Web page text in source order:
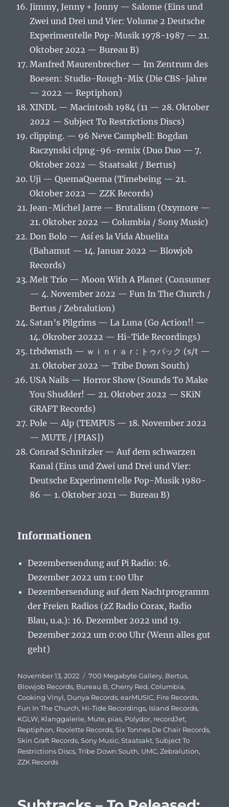
Jimmy, Jenny + Jonny — Salome (Eins und
Zwei und Drei und Vier: Volume 2 Deutsche
Experimentelle Pop-Musik 1978-1987 — 21.
Oktober 2022 — Bureau B)
Manfred Maurenbrecher — Im Zentrum des
Boesen: Studio-Rough-Mix (Die CBS-Jahre
— 2022 — Reptiphon)
XINDL — Macintosh 1984 (11 — 28. Oktober
2022 — Subject To Restrictions Discs)
clipping. — 96 Neve Campbell: Bogdan
Raczynski clpng-96-remix (Duo Duo — 7.
Oktober 2022 — Staatsakt / Bertus)
Uji — QuemaQuema (Timebeing — 21.
Oktober 2022 — ZZK Records)
Jean-Michel Jarre — Brutalism (Oxymore —
21. Oktober 2022 — Columbia / Sony Music)
Don Bolo — Así es la Vida Abuelita
(Bahamut — 14. Januar 2022 — Blowjob
Records)
Melt Trio — Moon With A Planet (Consumer
— 4. November 2022 — Fun In The Church /
Bertus / Zebralution)
Satan’s Pilgrims — La Luna (Go Action!! —
14. Okrober 20222 — Hi-Tide Recordings)
trbdwnsth — ｗｉｎｒａｒ: トゥパック (s/t —
21. Oktober 2022 — Tribe Down South)
USA Nails — Horror Show (Sounds To Make
You Shudder! — 21. Oktober 2022 — SKiN
GRAFT Records)
Pole — Alp (TEMPUS — 18. November 2022
— MUTE / [PIAS])
Conrad Schnitzler — Auf dem schwarzen
Kanal (Eins und Zwei und Drei und Vier:
Deutsche Experimentelle Pop-Musik 1980-
86 — 1. Oktober 2021 — Bureau B)
Informationen
Dezembersendung auf Pi Radio: 16.
Dezember 2022 um 1:00 Uhr
Dezembersendung auf dem Nachtprogramm
der Freien Radios (zZ Radio Corax, Radio
Blau, u.a.): 16. Dezember 2022 und 19.
Dezember 2022 um 0:00 Uhr (Wenn alles gut
geht)
Veröffentlicht
am
November 13, 2022 Schlagwörter
700 Megabyte Gallery, Bertus,
Blowjob Records, Bureau B,Cherry Red,Columbia,
Cooking Vinyl, Dunya Records,earMUSIC, Fire Records,
Fun In The Church, Hi-Tide Recordings, Island Records,
KGLW, Klanggalerie, Mute, pias, Polydor, recordJet,
Reptiphon, Roolette Records,Six Tonnes De Chair Records,
Skin Graft Records,Sony Music,Staatsakt,Subject To
Restrictions Discs,Tribe Down South, UMC,Zebralution,
ZZK Records